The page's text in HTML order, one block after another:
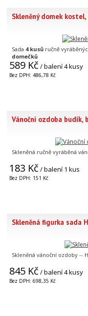
Skleněný domek kostel,
Sada 4 kusů ručně
domečků
589 Kč / balení 4 kusy
Bez DPH: 486,78 Kč
Vánoční ozdoba budík,
Skleněná ručně vyráběná
183 Kč / balení 1 kus
Bez DPH: 151 Kč
Skleněná figurka sada
Skleněná vánoční ozdoby --
845 Kč / balení 4 kusy
Bez DPH: 698,35 Kč